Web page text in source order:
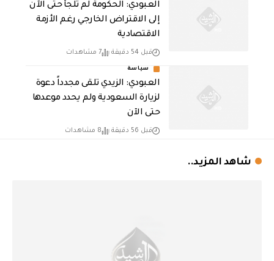
العبودي: الحكومة لم تلجأ حتى الآن
إلى الاقتراض الخارجي رغم الأزمة
الاقتصادية
قبل 54 دقيقة 7 مشاهدات
سياسة
العبودي: الزيدي تلقى مجدداً دعوة
لزيارة السعودية ولم يحدد موعدها
حتى الآن
قبل 56 دقيقة 8 مشاهدات
شاهد المزيد..